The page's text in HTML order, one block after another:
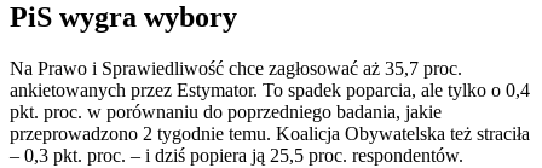
PiS wygra wybory
Na Prawo i Sprawiedliwość chce zagłosować aż 35,7 proc.
ankietowanych przez Estymator. To spadek poparcia, ale tylko o 0,4
pkt. proc. w porównaniu do poprzedniego badania, jakie
przeprowadzono 2 tygodnie temu. Koalicja Obywatelska też straciła
– 0,3 pkt. proc. – i dziś popiera ją 25,5 proc. respondentów.